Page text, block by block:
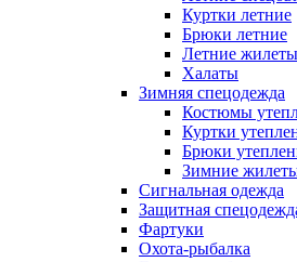
Куртки летние
Брюки летние
Летние жилеты
Халаты
Зимняя спецодежда
Костюмы
Куртки
Брюки
Зимние
Сигнальная одежда
Защитная
Фартуки
Охота-рыбалка